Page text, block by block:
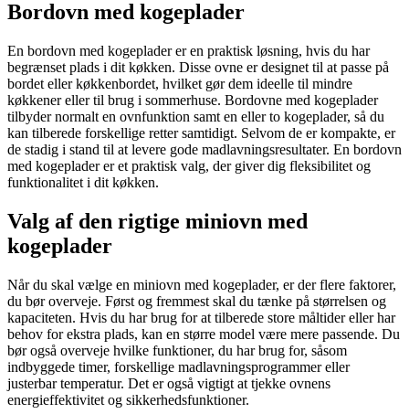
Bordovn med kogeplader
En bordovn med kogeplader er en praktisk løsning, hvis du har
begrænset plads i dit køkken. Disse ovne er designet til at passe på
bordet eller køkkenbordet, hvilket gør dem ideelle til mindre
køkkener eller til brug i sommerhuse. Bordovne med kogeplader
tilbyder normalt en ovnfunktion samt en eller to kogeplader, så du
kan tilberede forskellige retter samtidigt. Selvom de er kompakte, er
de stadig i stand til at levere gode madlavningsresultater. En bordovn
med kogeplader er et praktisk valg, der giver dig fleksibilitet og
funktionalitet i dit køkken.
Valg af den rigtige miniovn med
kogeplader
Når du skal vælge en miniovn med kogeplader, er der flere faktorer,
du bør overveje. Først og fremmest skal du tænke på størrelsen og
kapaciteten. Hvis du har brug for at tilberede store måltider eller har
behov for ekstra plads, kan en større model være mere passende. Du
bør også overveje hvilke funktioner, du har brug for, såsom
indbyggede timer, forskellige madlavningsprogrammer eller
justerbar temperatur. Det er også vigtigt at tjekke ovnens
energieffektivitet og sikkerhedsfunktioner.